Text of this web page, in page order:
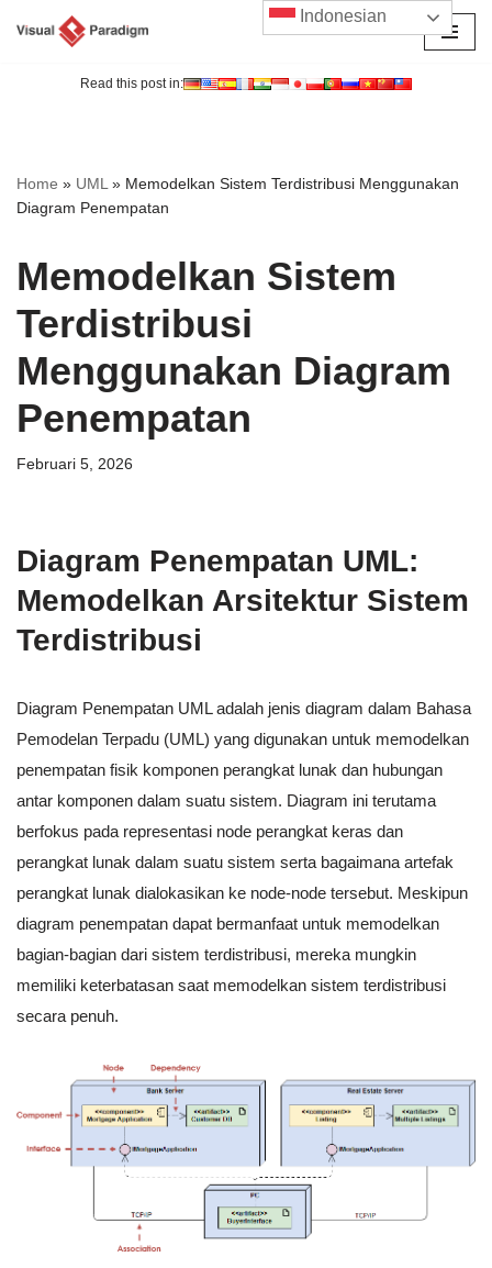
Read this post in:
Home » UML» Memodelkan Sistem Terdistribusi Menggunakan
Diagram Penempatan
Memodelkan Sistem
Terdistribusi
Menggunakan Diagram
Penempatan
Februari 5, 2026
Diagram Penempatan UML:
Memodelkan Arsitektur Sistem
Terdistribusi
Diagram Penempatan UML adalah jenis diagram dalam Bahasa
Pemodelan Terpadu (UML) yang digunakan untuk memodelkan
penempatan fisik komponen perangkat lunak dan hubungan
antar komponen dalam suatu sistem. Diagram ini terutama
berfokus pada representasi node perangkat keras dan
perangkat lunak dalam suatu sistem serta bagaimana artefak
perangkat lunak dialokasikan ke node-node tersebut. Meskipun
diagram penempatan dapat bermanfaat untuk memodelkan
bagian-bagian dari sistem terdistribusi, mereka mungkin
memiliki keterbatasan saat memodelkan sistem terdistribusi
secara penuh.
Indonesian